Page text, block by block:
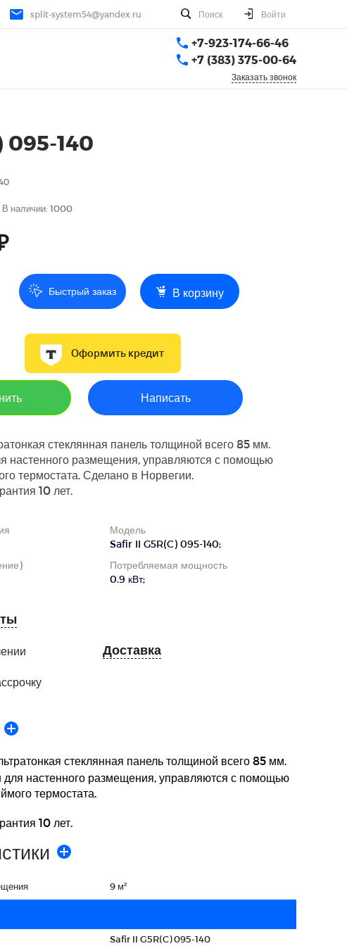
split-system54@yandex.ru Поиск Войти
+7-923-174-66-46
+7 (383) 375-00-64
Заказать звонок
095-140
В наличии: 1000
Быстрый заказ В корзину
Оформить кредит
Написать
стеклянная панель толщиной всего 85 мм.
настенного размещения, управляются с помощью
термостата. Сделано в Норвегии.
10 лет.
Модель
Safir II G5R(C) 095-140;
Потребляемая мощность
0.9 кВт;
Доставка
стеклянная панель толщиной всего 85 мм.
для настенного размещения, управляются с помощью
термостата.
10 лет.
9 м²
Safir II G5R(C) 095-140